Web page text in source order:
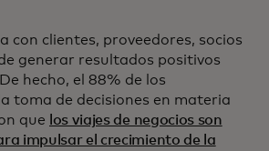
con clientes, proveedores, socios
generar resultados positivos
hecho, el 88% de los
toma de decisiones en materia
que
los viajes de negocios son
impulsar el crecimiento de la